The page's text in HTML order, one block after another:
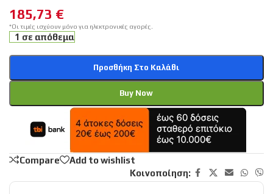
185,73 €
*Οι τιμές ισχύουν μόνο για ηλεκτρονικές αγορές.
1 σε απόθεμα
Προσθήκη Στο Καλάθι
Buy Now
Compare
Add to wishlist
Κοινοποίηση: